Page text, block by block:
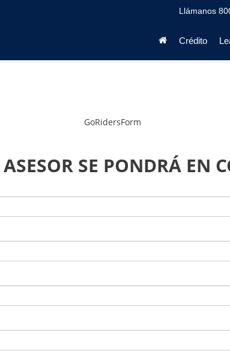
Llámanos
Crédito
SE PONDRÁ EN